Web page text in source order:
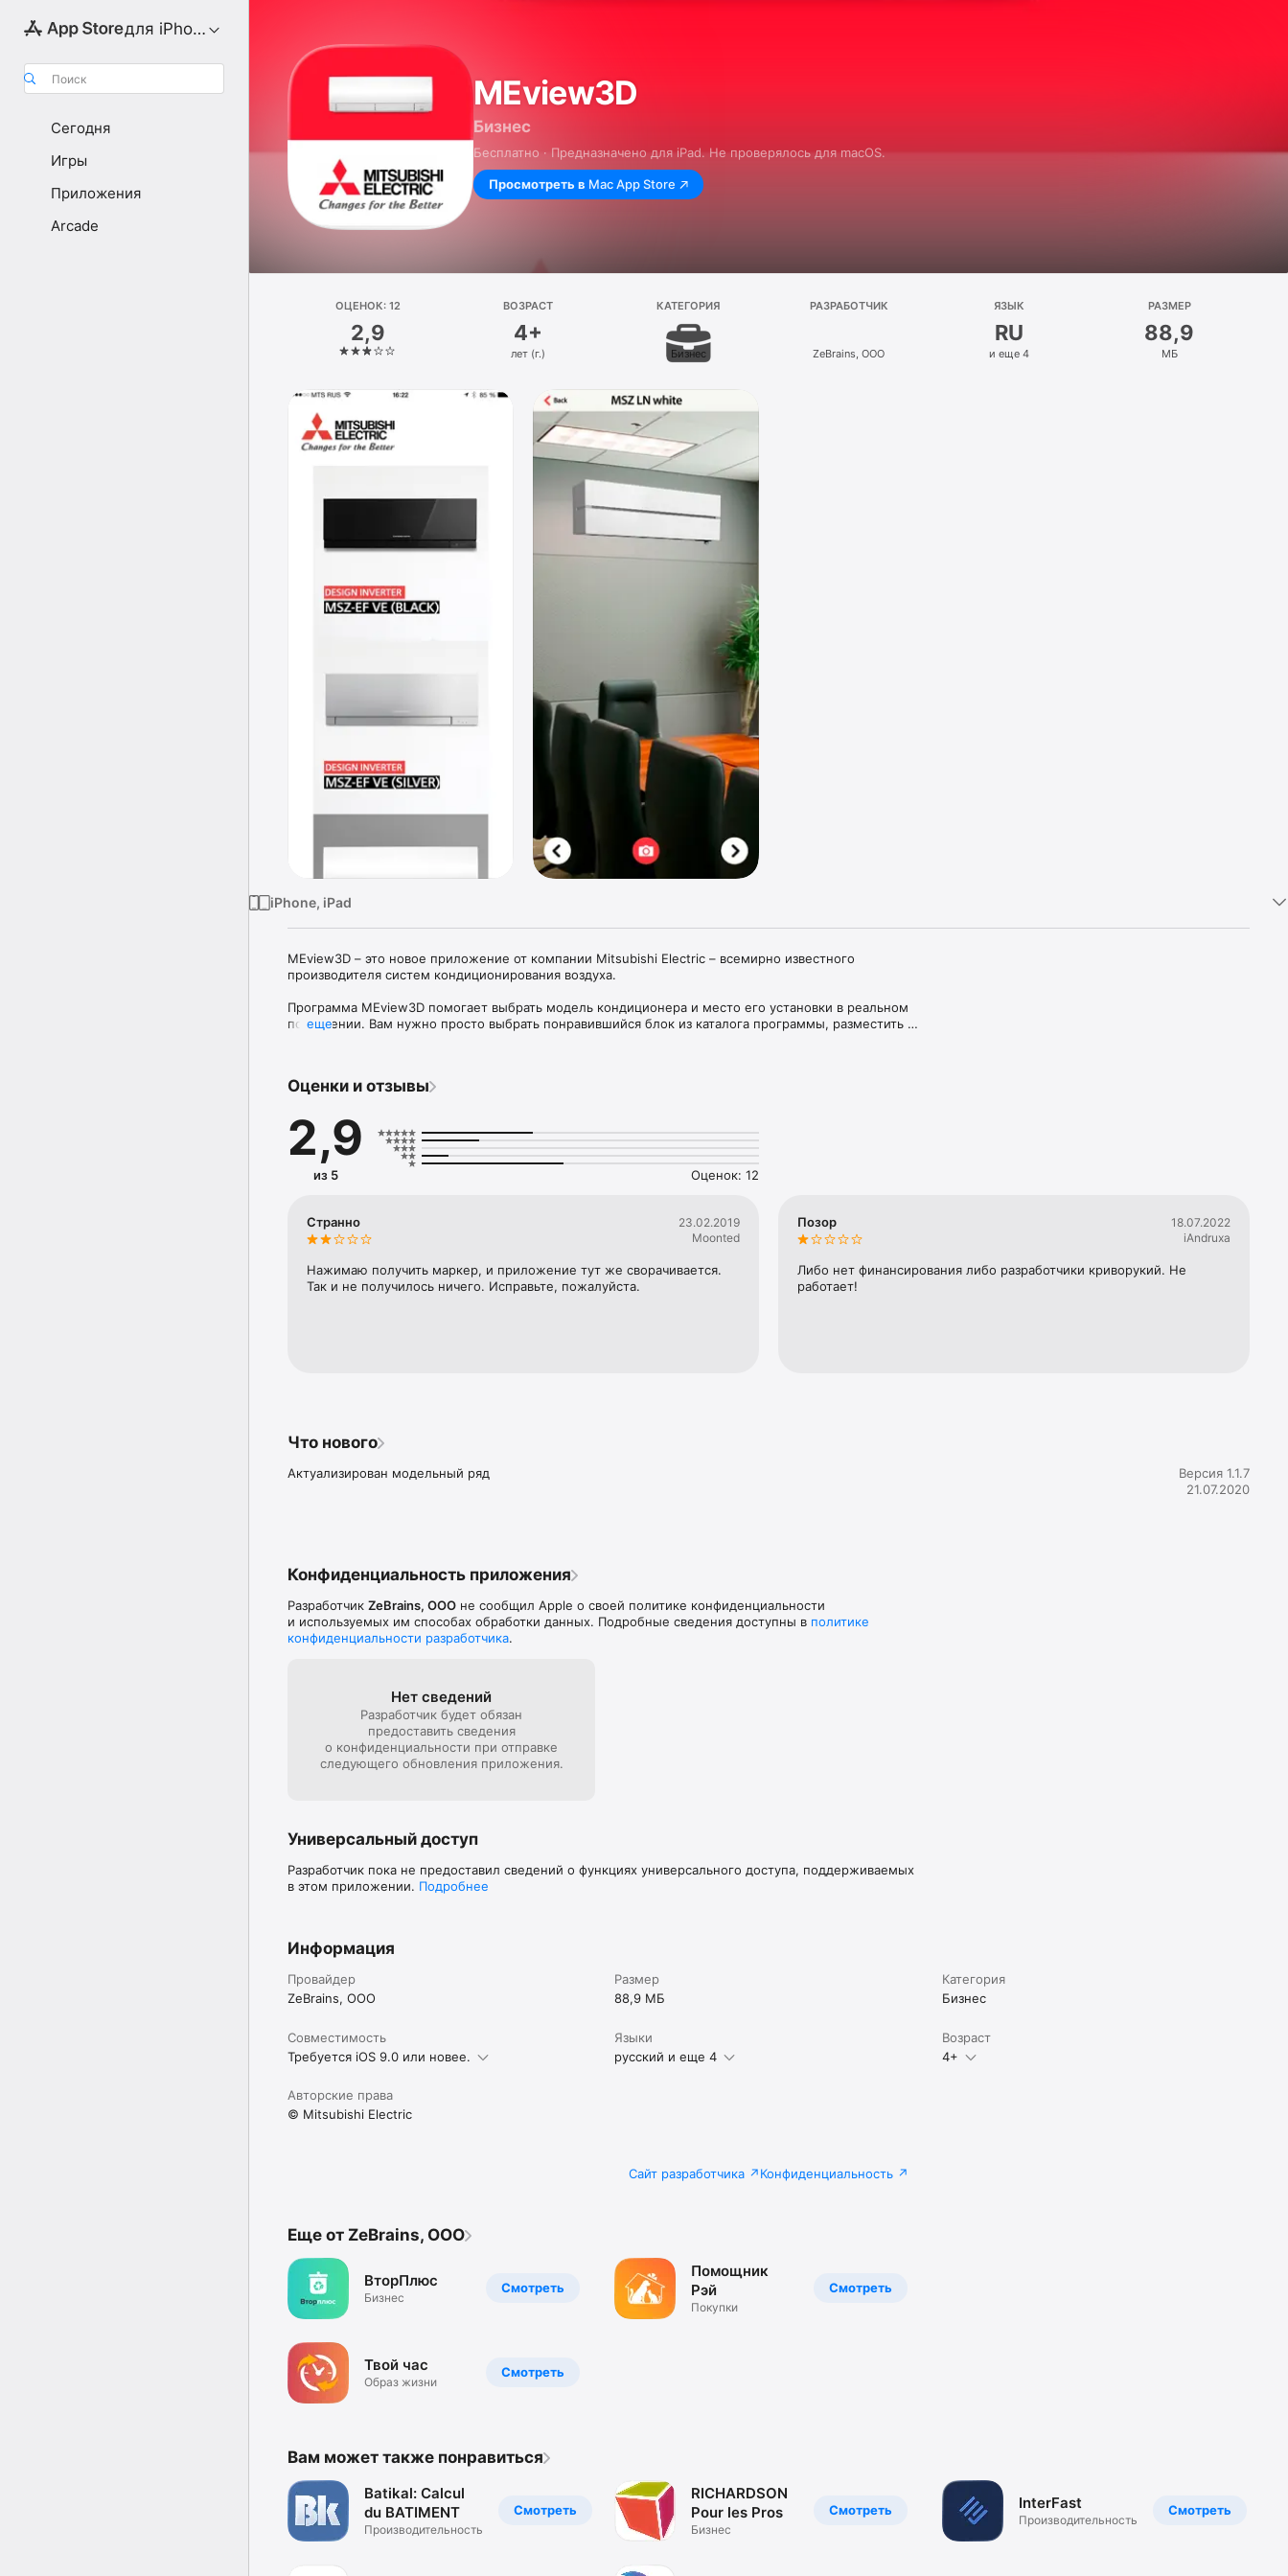
для iPhone
Поиск
Сегодня
Игры
Приложения
Arcade
MEview3D
Бизнес
Бесплатно · Предназначено для iPad. Не проверялось для macOS.
Просмотреть в Mac App Store
ОЦЕНОК: 12
2,9
ВОЗРАСТ
4+
лет (г.)
КАТЕГОРИЯ
Бизнес
РАЗРАБОТЧИК
ZeBrains, OOO
ЯЗЫК
RU
и еще 4
РАЗМЕР
88,9
МБ
iPhone, iPad
MEview3D – это новое приложение от компании Mitsubishi Electric – всемирно известного
производителя систем кондиционирования воздуха.
Программа MEview3D помогает выбрать модель кондиционера и место его установки в реальном
помещении. Вам нужно просто выбрать понравившийся блок из каталога программы, разместить
реальную картину комнаты с установленным блоком. Это поможет Вам не ошибиться в
Программа может быть использована дизайнерами, архитекторами и пользователями продукции
производства Mitsubishi Electric.
еще
Оценки и отзывы
2,9
из 5 Оценок: 12
Странно
23.02.2019
Moonted
Нажимаю получить маркер, и приложение тут же сворачивается.
Так и не получилось ничего. Исправьте, пожалуйста.
Позор
18.07.2022
iAndruxa
Либо нет финансирования либо разработчики криворукий. Не
работает!
Что нового
Актуализирован модельный ряд
Версия 1.1.7
21.07.2020
Конфиденциальность приложения
Разработчик ZeBrains, OOO не сообщил Apple о своей политике конфиденциальности
и используемых им способах обработки данных. Подробные сведения доступны в политике
конфиденциальности разработчика.
Нет сведений
Разработчик будет обязан
предоставить сведения
о конфиденциальности при отправке
следующего обновления приложения.
Универсальный доступ
Разработчик пока не предоставил сведений о функциях универсального доступа, поддерживаемых
в этом приложении. Подробнее
Информация
Провайдер
ZeBrains, OOO
Размер
88,9 МБ
Категория
Бизнес
Совместимость
Требуется iOS 9.0 или новее.
Языки
русский и еще 4
Возраст
4+
Авторские права
© Mitsubishi Electric
Сайт разработчика Конфиденциальность
Еще от ZeBrains, OOO
Смотреть
ВторПлюс
Бизнес
Смотреть
Твой час
Образ жизни
Смотреть
Помощник
Рэй
Покупки
Вам может также понравиться
Смотреть
Batikal: Calcul
du BATIMENT
Производительность
Смотреть
RICHARDSON
Pour les Pros
Бизнес
Смотреть
InterFast
Производительность